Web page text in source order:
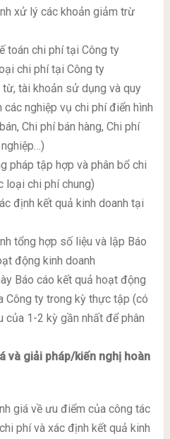
xử lý các khoản giảm trừ
toán chi phí tại Công ty
chi phí tại Công ty
từ, tài khoản sử dụng và quy
các nghiệp vụ chi phí điển hình
Chi phí bán hàng, Chi phí
pháp tập hợp và phân bổ chi
loại chi phí chung)
định kết quả kinh doanh tại
tổng hợp số liệu và lập Báo
động kinh doanh
Báo cáo kết quả hoạt động
Công ty trong kỳ thực tập (có
của 1-2 kỳ gần nhất để phân
và giải pháp/kiến nghị hoàn
giá về ưu điểm của công tác
phí và xác định kết quả kinh